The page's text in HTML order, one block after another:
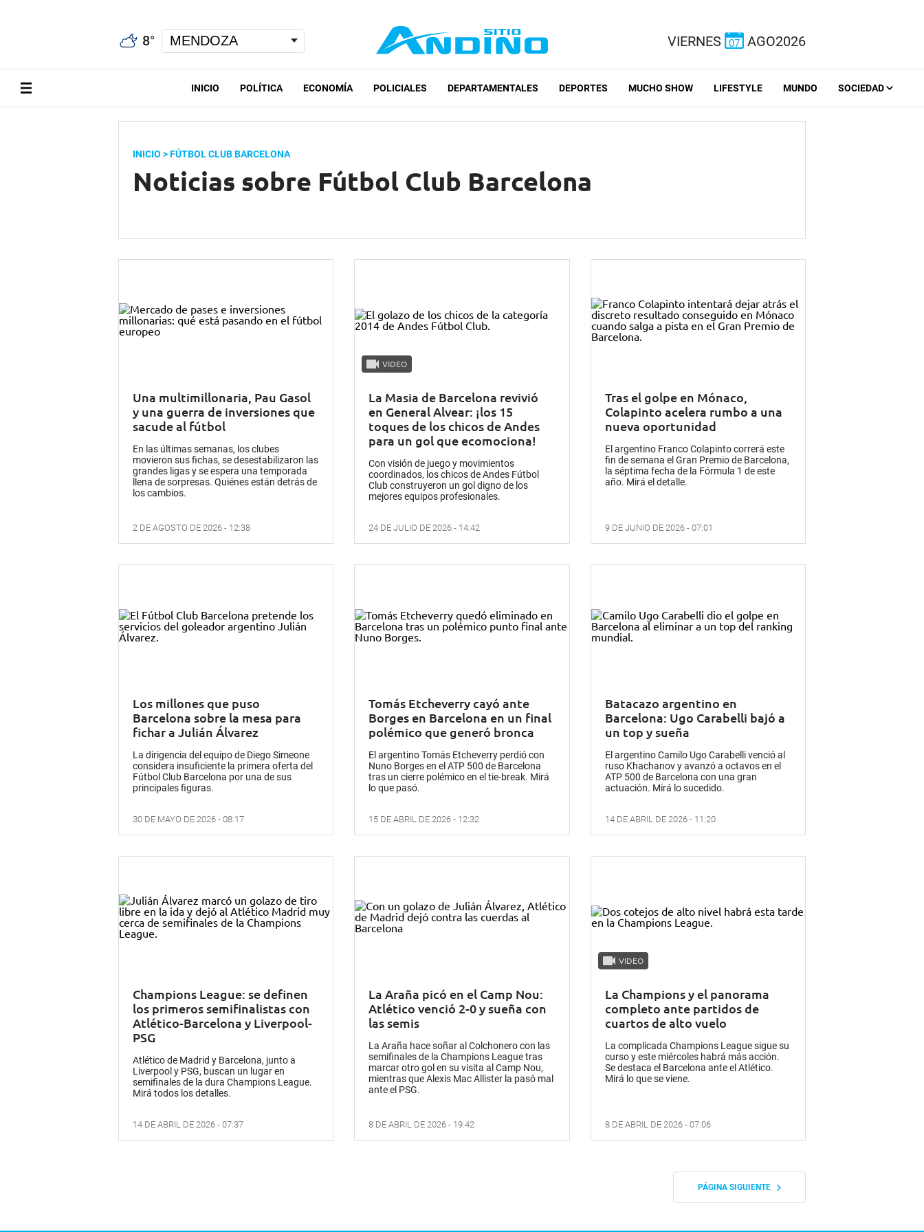
8° VIERNES 07 AGO2026
INICIO POLÍTICA ECONOMÍA POLICIALES DEPARTAMENTALES DEPORTES MUCHO SHOW LIFESTYLE MUNDO SOCIEDAD
INICIO > FÚTBOL CLUB BARCELONA
Noticias sobre Fútbol Club Barcelona
Una multimillonaria, Pau Gasol
y una guerra de inversiones que
sacude al fútbol
En las últimas semanas, los clubes
movieron sus fichas, se desestabilizaron las
grandes ligas y se espera una temporada
llena de sorpresas. Quiénes están detrás de
los cambios.
2 DE AGOSTO DE 2026 - 12:38
VIDEO
La Masia de Barcelona revivió
en General Alvear: ¡los 15
toques de los chicos de Andes
para un gol que ecomociona!
Con visión de juego y movimientos
coordinados, los chicos de Andes Fútbol
Club construyeron un gol digno de los
mejores equipos profesionales.
24 DE JULIO DE 2026 - 14:42
Tras el golpe en Mónaco,
Colapinto acelera rumbo a una
nueva oportunidad
El argentino Franco Colapinto correrá este
fin de semana el Gran Premio de Barcelona,
la séptima fecha de la Fórmula 1 de este
año. Mirá el detalle.
9 DE JUNIO DE 2026 - 07:01
Los millones que puso
Barcelona sobre la mesa para
fichar a Julián Álvarez
La dirigencia del equipo de Diego Simeone
considera insuficiente la primera oferta del
Fútbol Club Barcelona por una de sus
principales figuras.
30 DE MAYO DE 2026 - 08:17
Tomás Etcheverry cayó ante
Borges en Barcelona en un final
polémico que generó bronca
El argentino Tomás Etcheverry perdió con
Nuno Borges en el ATP 500 de Barcelona
tras un cierre polémico en el tie-break. Mirá
lo que pasó.
15 DE ABRIL DE 2026 - 12:32
Batacazo argentino en
Barcelona: Ugo Carabelli bajó a
un top y sueña
El argentino Camilo Ugo Carabelli venció al
ruso Khachanov y avanzó a octavos en el
ATP 500 de Barcelona con una gran
actuación. Mirá lo sucedido.
14 DE ABRIL DE 2026 - 11:20
Champions League: se definen
los primeros semifinalistas con
Atlético-Barcelona y Liverpool-
PSG
Atlético de Madrid y Barcelona, junto a
Liverpool y PSG, buscan un lugar en
semifinales de la dura Champions League.
Mirá todos los detalles.
14 DE ABRIL DE 2026 - 07:37
La Araña picó en el Camp Nou:
Atlético venció 2-0 y sueña con
las semis
La Araña hace soñar al Colchonero con las
semifinales de la Champions League tras
marcar otro gol en su visita al Camp Nou,
mientras que Alexis Mac Allister la pasó mal
ante el PSG.
8 DE ABRIL DE 2026 - 19:42
VIDEO
La Champions y el panorama
completo ante partidos de
cuartos de alto vuelo
La complicada Champions League sigue su
curso y este miércoles habrá más acción.
Se destaca el Barcelona ante el Atlético.
Mirá lo que se viene.
8 DE ABRIL DE 2026 - 07:06
PÁGINA SIGUIENTE